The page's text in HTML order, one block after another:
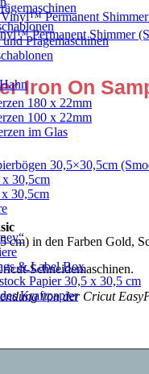
und Prägemaschinen
180 x 22mm
100 x 22mm
im Glas
30,5×30,5cm
x 30,5cm
30,5cm
& Label Box
Papier 30,5 x 30,5 cm
Kraftpapier
Permanent Shimmer
Iron On
cm) in den Farben Gold,
Schneidemaschinen.
von der Cricut